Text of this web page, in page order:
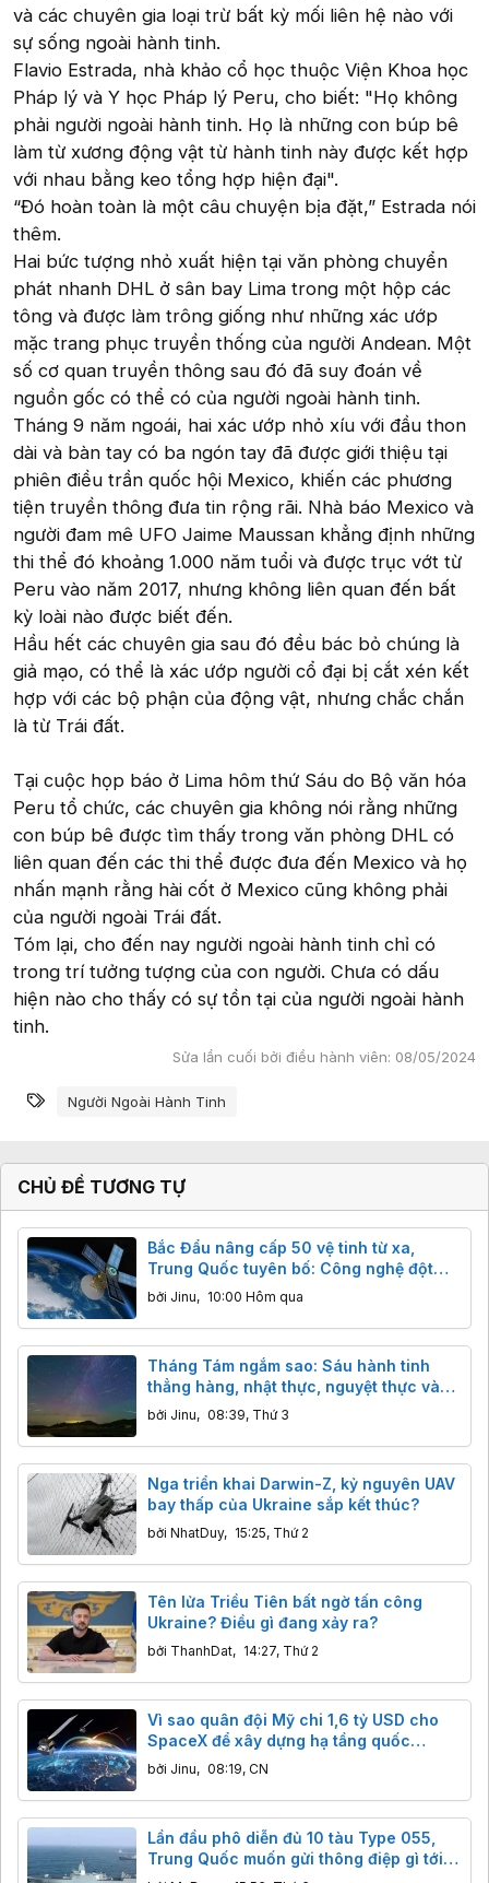
và các chuyên gia loại trừ bất kỳ mối liên hệ nào với
sự sống ngoài hành tinh.
Flavio Estrada, nhà khảo cổ học thuộc Viện Khoa học
Pháp lý và Y học Pháp lý Peru, cho biết: "Họ không
phải người ngoài hành tinh. Họ là những con búp bê
làm từ xương động vật từ hành tinh này được kết hợp
với nhau bằng keo tổng hợp hiện đại".
“Đó hoàn toàn là một câu chuyện bịa đặt,” Estrada nói
thêm.
Hai bức tượng nhỏ xuất hiện tại văn phòng chuyển
phát nhanh DHL ở sân bay Lima trong một hộp các
tông và được làm trông giống như những xác ướp
mặc trang phục truyền thống của người Andean. Một
số cơ quan truyền thông sau đó đã suy đoán về
nguồn gốc có thể có của người ngoài hành tinh.
Tháng 9 năm ngoái, hai xác ướp nhỏ xíu với đầu thon
dài và bàn tay có ba ngón tay đã được giới thiệu tại
phiên điều trần quốc hội Mexico, khiến các phương
tiện truyền thông đưa tin rộng rãi. Nhà báo Mexico và
người đam mê UFO Jaime Maussan khẳng định những
thi thể đó khoảng 1.000 năm tuổi và được trục vớt từ
Peru vào năm 2017, nhưng không liên quan đến bất
kỳ loài nào được biết đến.
Hầu hết các chuyên gia sau đó đều bác bỏ chúng là
giả mạo, có thể là xác ướp người cổ đại bị cắt xén kết
hợp với các bộ phận của động vật, nhưng chắc chắn
là từ Trái đất.
Tại cuộc họp báo ở Lima hôm thứ Sáu do Bộ văn hóa
Peru tổ chức, các chuyên gia không nói rằng những
con búp bê được tìm thấy trong văn phòng DHL có
liên quan đến các thi thể được đưa đến Mexico và họ
nhấn mạnh rằng hài cốt ở Mexico cũng không phải
của người ngoài Trái đất.
Tóm lại, cho đến nay người ngoài hành tinh chỉ có
trong trí tưởng tượng của con người. Chưa có dấu
hiện nào cho thấy có sự tồn tại của người ngoài hành
tinh.
Sửa lần cuối bởi điều hành viên: 08/05/2024
Từ khóa
Người Ngoài Hành Tinh
CHỦ ĐỀ TƯƠNG TỰ
Bắc Đẩu nâng cấp 50 vệ tinh từ xa,
Trung Quốc tuyên bố: Công nghệ đột
phá, độ chính xác centimet vượt trội
bởi Jinu, 10:00 Hôm qua
Tháng Tám ngắm sao: Sáu hành tinh
thẳng hàng, nhật thực, nguyệt thực và
ngôi sao khổng lồ đáng sợ
bởi Jinu, 08:39, Thứ 3
Nga triển khai Darwin-Z, kỷ nguyên UAV
bay thấp của Ukraine sắp kết thúc?
bởi NhatDuy, 15:25, Thứ 2
Tên lửa Triều Tiên bất ngờ tấn công
Ukraine? Điều gì đang xảy ra?
bởi ThanhDat, 14:27, Thứ 2
Vì sao quân đội Mỹ chi 1,6 tỷ USD cho
SpaceX để xây dựng hạ tầng quốc
phòng?
bởi Jinu, 08:19, CN
Lần đầu phô diễn đủ 10 tàu Type 055,
Trung Quốc muốn gửi thông điệp gì tới